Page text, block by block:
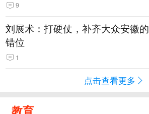
9
刘展术：打硬仗，补齐大众安徽的
错位
1
点击查看更多
教育